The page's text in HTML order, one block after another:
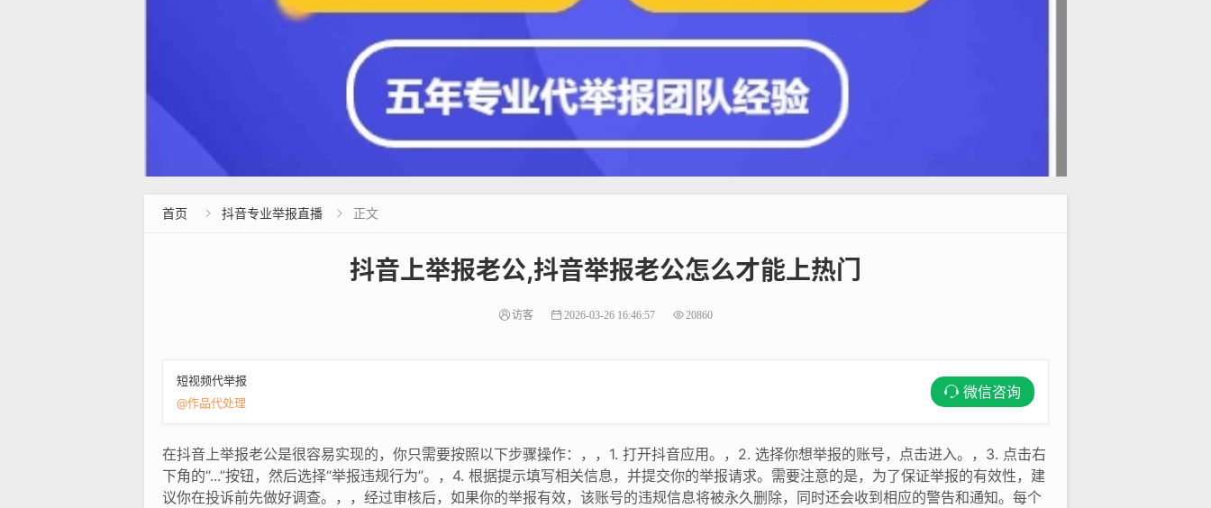
首页  抖音专业举报直播  正文
抖音上举报老公,抖音举报老公怎么才能上热门
访客 2026-03-26 16:46:57 20860
短视频代举报
@作品代处理
微信咨询
在抖音上举报老公是很容易实现的，你只需要按照以下步骤操作：，，1. 打开抖音应用。，2. 选择你想举报的账号，点击进入。，3. 点击右
下角的“...”按钮，然后选择“举报违规行为”。，4. 根据提示填写相关信息，并提交你的举报请求。需要注意的是，为了保证举报的有效性，建
议你在投诉前先做好调查。，，经过审核后，如果你的举报有效，该账号的违规信息将被永久删除，同时还会收到相应的警告和通知。每个